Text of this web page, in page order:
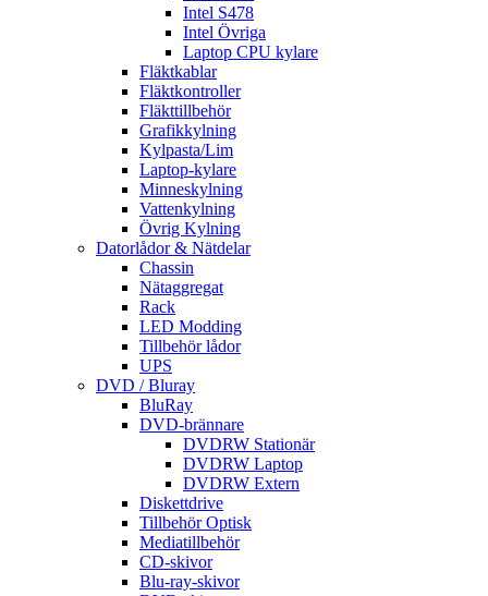
Intel S478
Intel Övriga
Laptop CPU kylare
Fläktkablar
Fläktkontroller
Fläkttillbehör
Grafikkylning
Kylpasta/Lim
Laptop-kylare
Minneskylning
Vattenkylning
Övrig Kylning
Datorlådor & Nätdelar
Chassin
Nätaggregat
Rack
LED Modding
Tillbehör lådor
UPS
DVD / Bluray
BluRay
DVD-brännare
DVDRW Stationär
DVDRW Laptop
DVDRW Extern
Diskettdrive
Tillbehör Optisk
Mediatillbehör
CD-skivor
Blu-ray-skivor